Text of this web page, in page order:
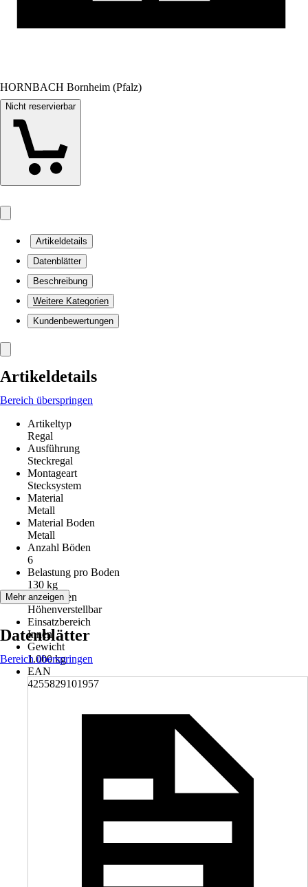
HORNBACH Bornheim (Pfalz)
Nicht reservierbar
Artikeldetails
Datenblätter
Beschreibung
Weitere Kategorien
Kundenbewertungen
Artikeldetails
Bereich überspringen
Artikeltyp
Regal
Ausführung
Steckregal
Montageart
Stecksystem
Material
Metall
Material Boden
Metall
Anzahl Böden
6
Belastung pro Boden
130 kg
Funktionen
Höhenverstellbar
Einsatzbereich
Innen
Gewicht
1.000 kg
EAN
4255829101957
Mehr anzeigen
Datenblätter
Bereich überspringen